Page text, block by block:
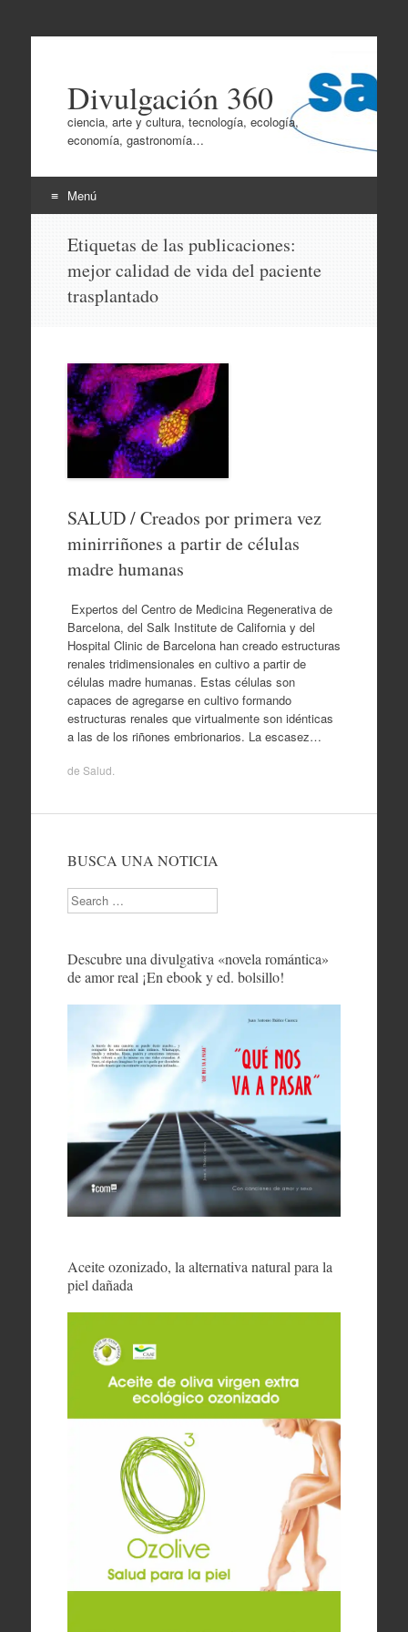
Divulgación 360
ciencia, arte y cultura, tecnología, ecología,
economía, gastronomía…
Menú
contenido
Etiquetas de las publicaciones:
mejor calidad de vida del paciente
trasplantado
SALUD / Creados por primera vez
minirriñones a partir de células
madre humanas
Expertos del Centro de Medicina Regenerativa de
Barcelona, del Salk Institute de California y del
Hospital Clinic de Barcelona han creado estructuras
renales tridimensionales en cultivo a partir de
células madre humanas. Estas células son
capaces de agregarse en cultivo formando
estructuras renales que virtualmente son idénticas
a las de los riñones embrionarios. La escasez…
de Salud
BUSCA UNA NOTICIA
Search
Descubre una divulgativa «novela romántica»
de amor real ¡En ebook y ed. bolsillo!
Aceite ozonizado, la alternativa natural para la
piel dañada